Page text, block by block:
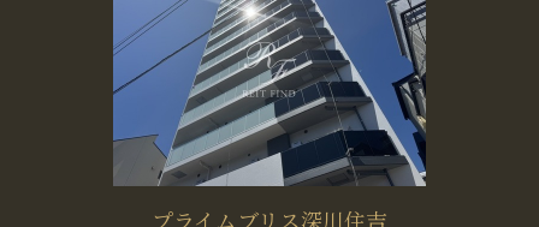
プライムブリス深川住吉